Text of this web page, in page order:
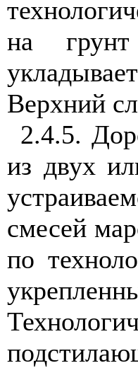
на
Верхний
2.4.5.
из двух
смесей
по